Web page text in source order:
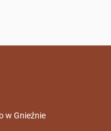
w Gnieźnie